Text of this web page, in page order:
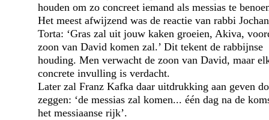
houden om zo concreet iemand als messias te
Het meest afwijzend was de reactie van rabbi
Torta: ‘Gras zal uit jouw kaken groeien, Akiva,
zoon van David komen zal.’ Dit tekent de rabbijnse
houding. Men verwacht de zoon van David, maar
concrete invulling is verdacht.
Later zal Franz Kafka daar uitdrukking aan geven
zeggen: ‘de messias zal komen... één dag na de
het messiaanse rijk’.